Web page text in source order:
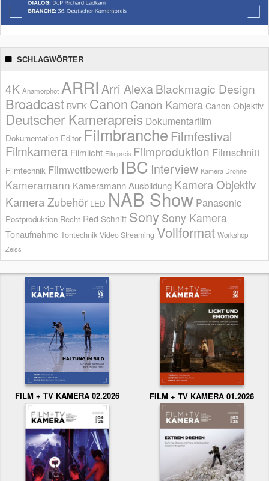
SCHLAGWÖRTER
4K Anamorphot ARRI Arri AlexaBlackmagic Design
Broadcast BVFK Canon Canon Kamera Canon Objektiv
Deutscher Kamerapreis Dokumentarfilm
Dokumentation Editor Filmbranche Filmfestival
Filmkamera Filmlicht Filmpreis Filmproduktion Filmschnitt
Filmtechnik Filmwettbewerb IBC Interview Kamera Drohne
Kameramann Kameramann Ausbildung Kamera Objektiv
Kamera Zubehör LED NAB Show Panasonic
Postproduktion Recht Red Schnitt Sony Sony Kamera
Tonaufnahme Tontechnik Video Streaming Vollformat Workshop
Zeiss
FILM + TV KAMERA 02.2026 FILM + TV KAMERA 01.2026